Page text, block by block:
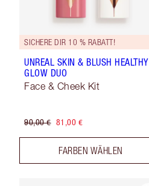
SICHERE DIR 10 % RABATT!
UNREAL SKIN & BLUSH HEALTHY
GLOW DUO
Face & Cheek Kit
90,00 € 81,00 €
FARBEN WÄHLEN